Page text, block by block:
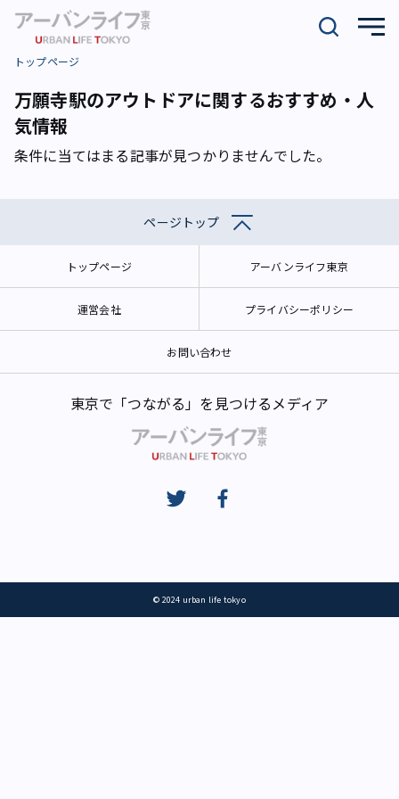
トップページ
万願寺駅のアウトドアに関するおすすめ・人
気情報
条件に当てはまる記事が見つかりませんでした。
ページトップ
トップページ アーバンライフ東京
運営会社 プライバシーポリシー
お問い合わせ
東京で「つながる」を見つけるメディア
© 2024 urban life tokyo